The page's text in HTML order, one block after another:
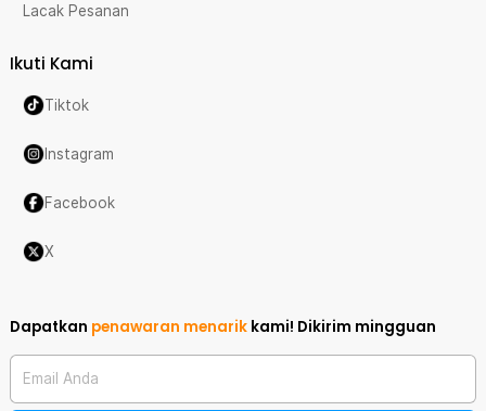
Lacak Pesanan
Ikuti Kami
Tiktok
Instagram
Facebook
X
Dapatkan penawaran menarik kami! Dikirim mingguan
Email Anda